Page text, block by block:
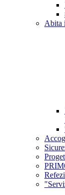
Abita